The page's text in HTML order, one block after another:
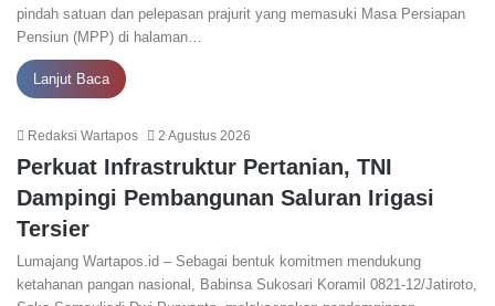
pindah satuan dan pelepasan prajurit yang memasuki Masa Persiapan
Pensiun (MPP) di halaman…
Lanjut Baca
Redaksi Wartapos 2 Agustus 2026
Perkuat Infrastruktur Pertanian, TNI
Dampingi Pembangunan Saluran Irigasi
Tersier
Lumajang Wartapos.id – Sebagai bentuk komitmen mendukung
ketahanan pangan nasional, Babinsa Sukosari Koramil 0821-12/Jatiroto,